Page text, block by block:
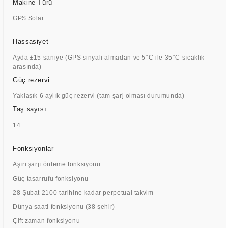
Makine Türü
GPS Solar
Hassasiyet
Ayda ±15 saniye (GPS sinyali almadan ve 5°C ile 35°C sıcaklık
arasında)
Güç rezervi
Yaklaşık 6 aylık güç rezervi (tam şarj olması durumunda)
Taş sayısı
14
Fonksiyonlar
Aşırı şarjı önleme fonksiyonu
Güç tasarrufu fonksiyonu
28 Şubat 2100 tarihine kadar perpetual takvim
Dünya saati fonksiyonu (38 şehir)
Çift zaman fonksiyonu